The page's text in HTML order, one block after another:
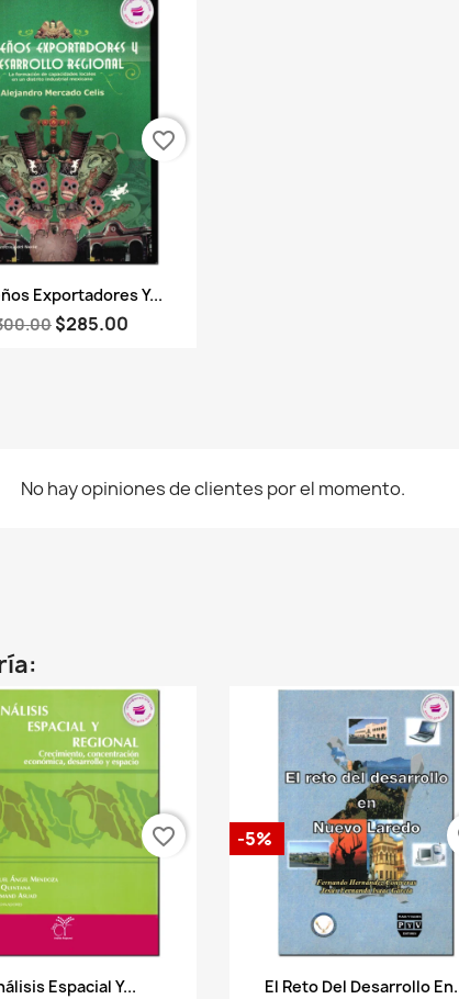
Vista rápida
Exportadores Y...
$285.00
favorite_border
No hay opiniones de clientes por el momento.
Vista rápida
Espacial Y...
favorite_border
Vista rápida
El Reto Del Desarrollo
-5%